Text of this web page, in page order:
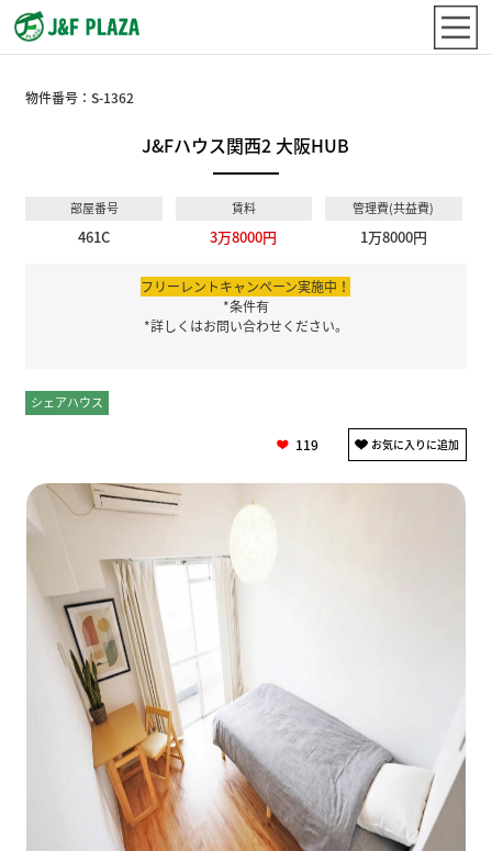
物件番号：S-1362
J&Fハウス関西2 大阪HUB
部屋番号
461C
賃料
3万8000円
管理費(共益費)
1万8000円
フリーレントキャンペーン実施中！
*条件有
*詳しくはお問い合わせください。
シェアハウス
119